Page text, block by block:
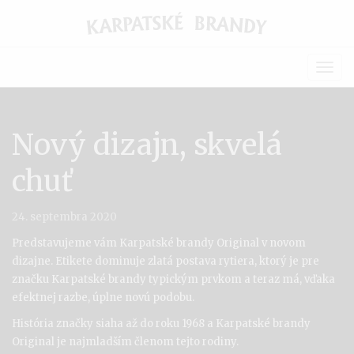
Nový dizajn, skvelá
chuť
Predstavujeme vám Karpatské brandy Original v novom
dizajne. Etikete dominuje zlatá postava rytiera, ktorý je pre
značku Karpatské brandy typickým prvkom a teraz má, vďaka
efektnej razbe, úplne novú podobu.
História značky siaha až do roku 1968 a Karpatské brandy
Original je najmladším členom tejto rodiny.